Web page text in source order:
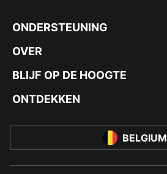
ONDERSTEUNING
OVER
BLIJF OP DE HOOGTE
ONTDEKKEN
BELGIUM